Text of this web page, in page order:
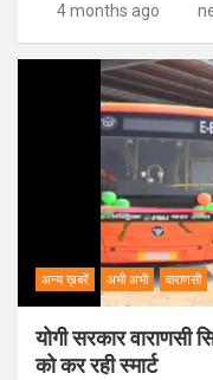
4 months ago
अन्य ख़बरें अभी अभी वाराणसी
योगी सरकार वाराणसी
को कर रही स्मार्ट